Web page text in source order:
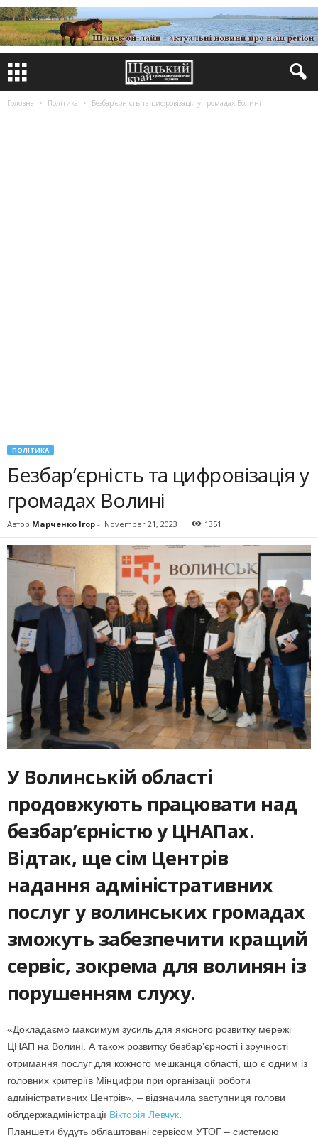
Головна Політика Безбар’єрність та цифровізація у громадах Волині
ПОЛІТИКА
Безбар’єрність та цифровізація у
громадах Волині
Автор Марченко Ігор - November 21, 2023 1351
У Волинській області
продовжують працювати над
безбар’єрністю у ЦНАПах.
Відтак, ще сім Центрів
надання адміністративних
послуг у волинських громадах
зможуть забезпечити кращий
сервіс, зокрема для волинян із
порушенням слуху.
«Докладаємо максимум зусиль для якісного розвитку мережі
ЦНАП на Волині. А також розвитку безбарʼєрності і зручності
отримання послуг для кожного мешканця області, що є одним із
головних критеріїв Мінцифри при організації роботи
адміністративних Центрів», – відзначила заступниця голови
облдержадміністрації Вікторія Левчук
Планшети будуть облаштовані сервісом УТОГ – системою